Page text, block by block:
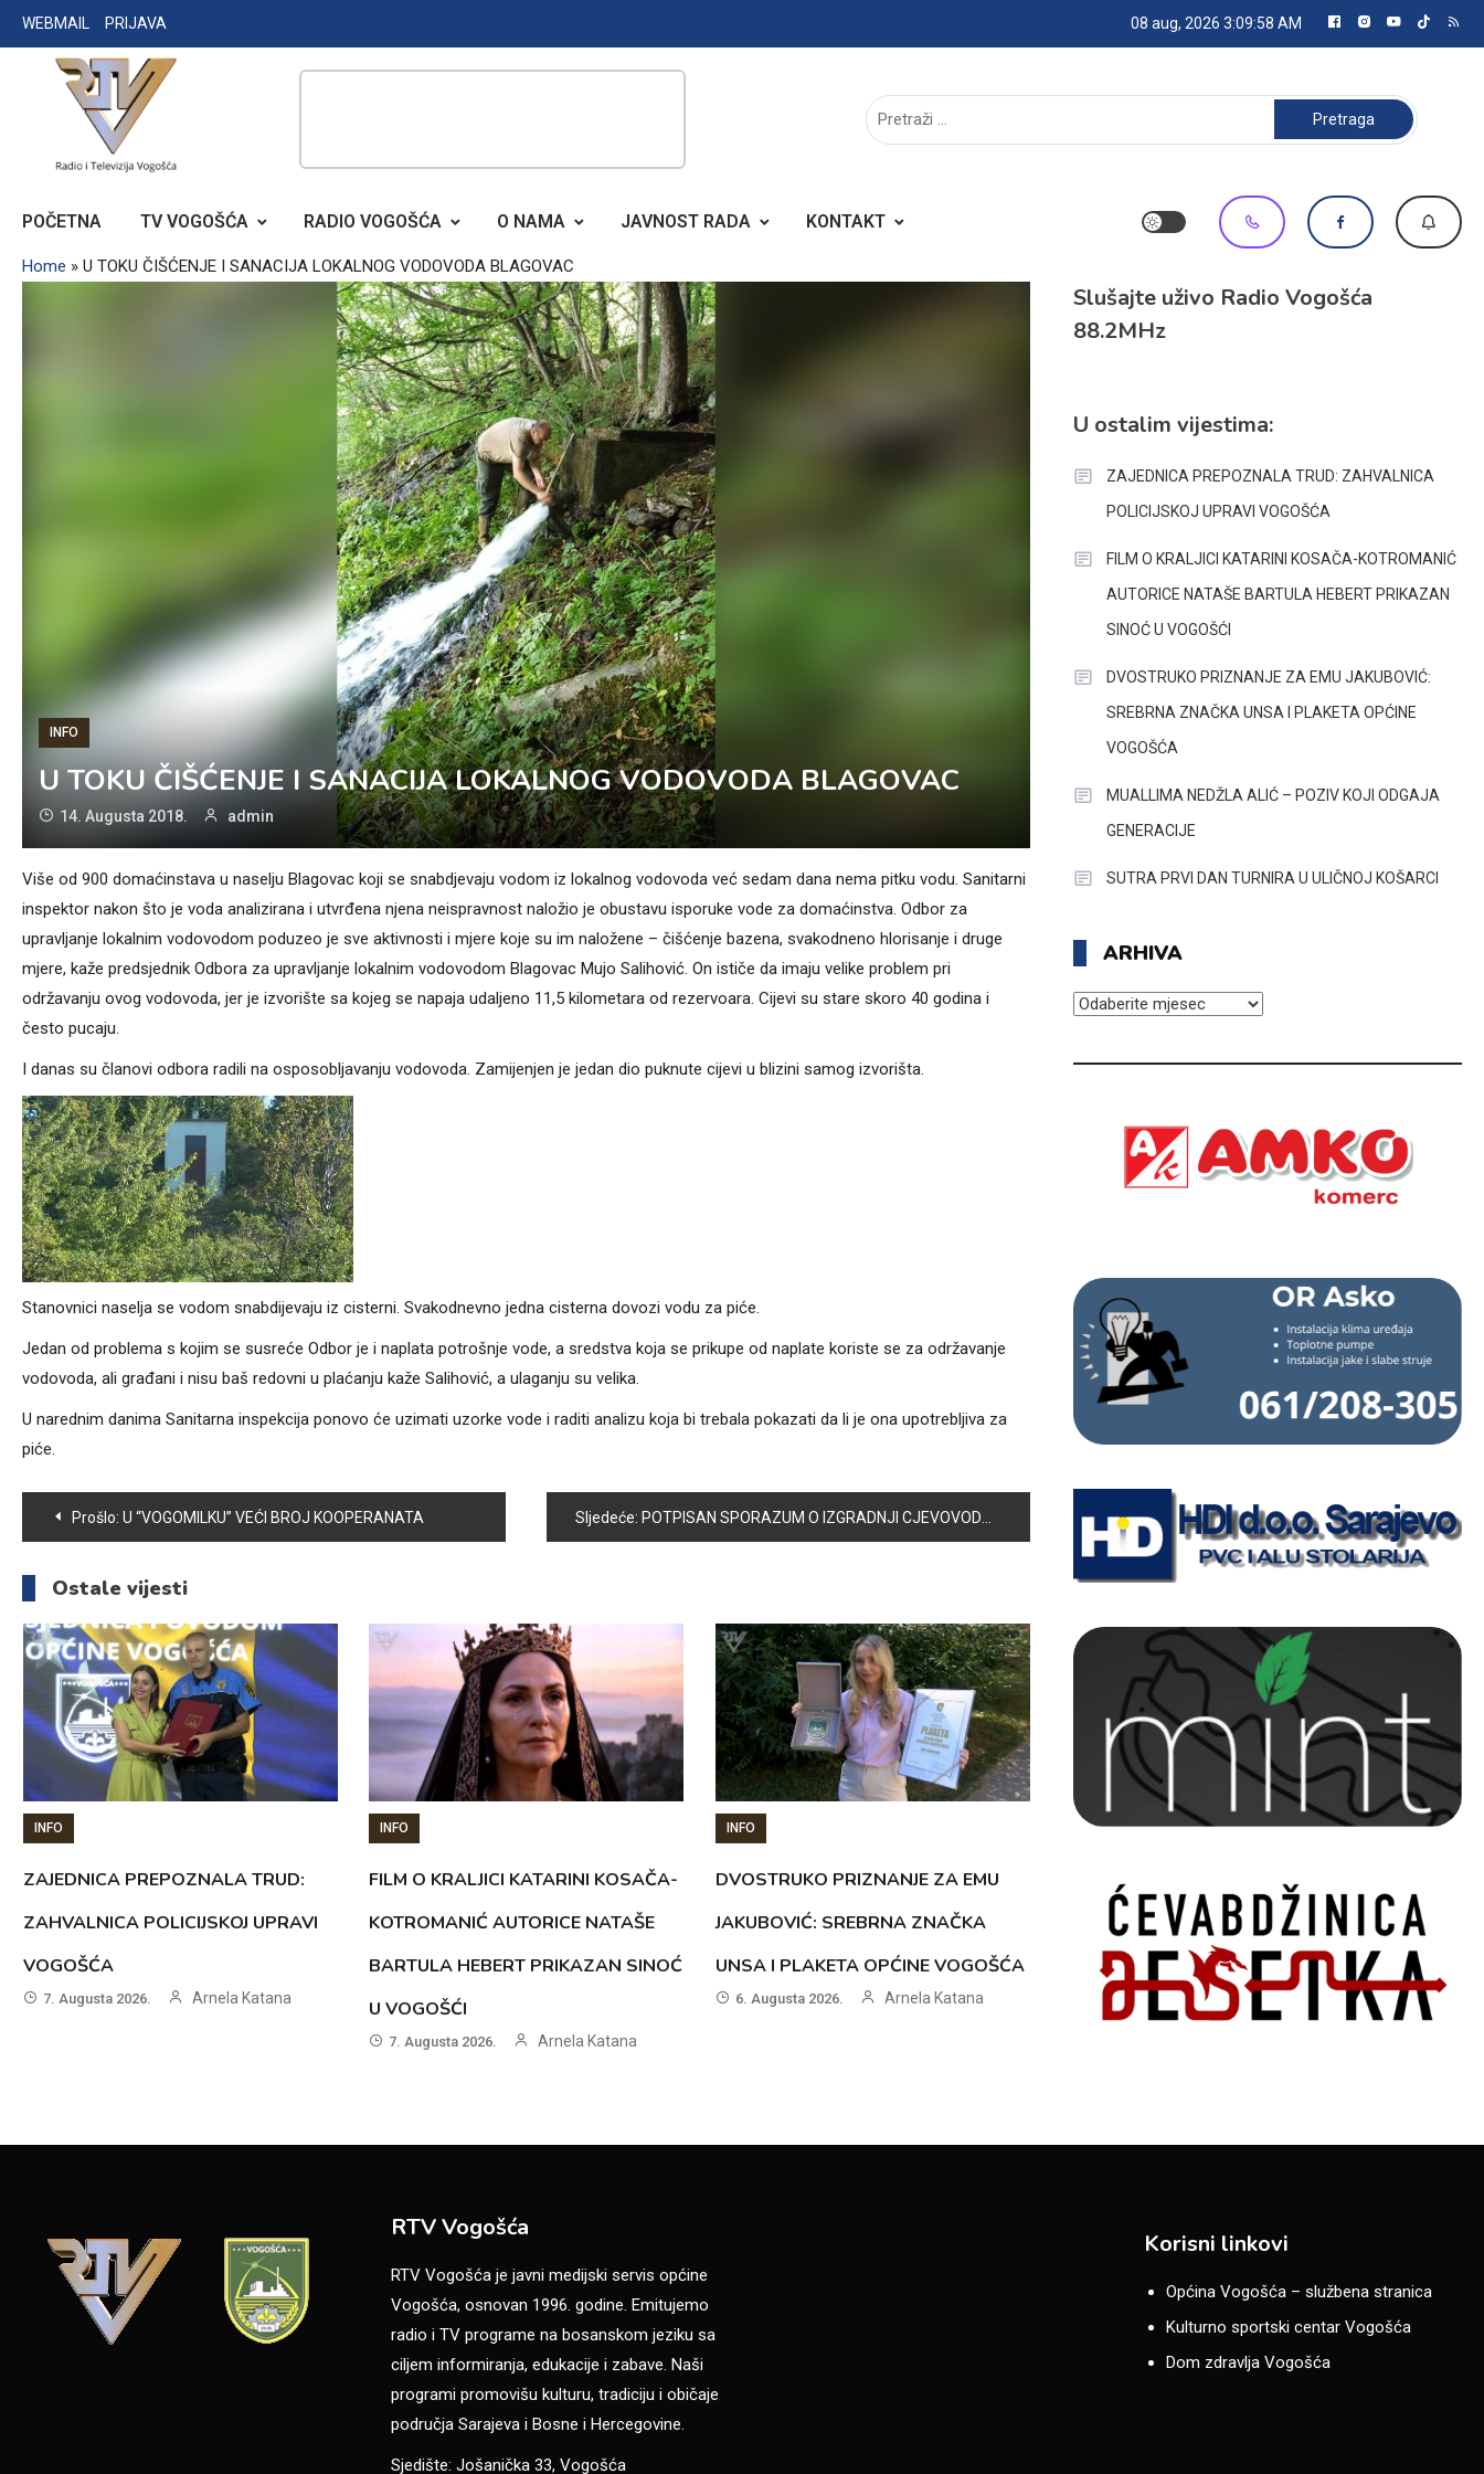
Skip
to
WEBMAIL PRIJAVA 08 aug, 2026 3:09:59 AM
RADIO TELEVIZIJA VOGOŠĆA
Pretraga:
POČETNA TV VOGOŠĆA RADIO VOGOŠĆA O NAMA JAVNOST RADA KONTAKT
Home » U TOKU ČIŠĆENJE I SANACIJA LOKALNOG VODOVODA BLAGOVAC
INFO
U TOKU ČIŠĆENJE I SANACIJA LOKALNOG VODOVODA BLAGOVAC
14. Augusta 2018. admin
Više od 900 domaćinstava u naselju Blagovac koji se snabdjevaju vodom iz lokalnog vodovoda već sedam dana nema pitku vodu. Sanitarni
inspektor nakon što je voda analizirana i utvrđena njena neispravnost naložio je obustavu isporuke vode za domaćinstva. Odbor za
upravljanje lokalnim vodovodom poduzeo je sve aktivnosti i mjere koje su im naložene – čišćenje bazena, svakodneno hlorisanje i druge
mjere, kaže predsjednik Odbora za upravljanje lokalnim vodovodom Blagovac Mujo Salihović. On ističe da imaju velike problem pri
održavanju ovog vodovoda, jer je izvorište sa kojeg se napaja udaljeno 11,5 kilometara od rezervoara. Cijevi su stare skoro 40 godina i
često pucaju.
I danas su članovi odbora radili na osposobljavanju vodovoda. Zamijenjen je jedan dio puknute cijevi u blizini samog izvorišta.
Stanovnici naselja se vodom snabdijevaju iz cisterni. Svakodnevno jedna cisterna dovozi vodu za piće.
Jedan od problema s kojim se susreće Odbor je i naplata potrošnje vode, a sredstva koja se prikupe od naplate koriste se za održavanje
vodovoda, ali građani i nisu baš redovni u plaćanju kaže Salihović, a ulaganju su velika.
U narednim danima Sanitarna inspekcija ponovo će uzimati uzorke vode i raditi analizu koja bi trebala pokazati da li je ona upotrebljiva za
piće.
Navigacija
članaka
Prošlo: U “VOGOMILKU” VEĆI BROJ KOOPERANATA Sljedeće: POTPISAN SPORAZUM O IZGRADNJI CJEVOVODA U NASELJU DONJA JOŠANICA – UGLJEŠIĆI
Ostale vijesti
INFO
ZAJEDNICA PREPOZNALA TRUD:
ZAHVALNICA POLICIJSKOJ UPRAVI
VOGOŠĆA
7. Augusta 2026. Arnela Katana
INFO
FILM O KRALJICI KATARINI KOSAČA-
KOTROMANIĆ AUTORICE NATAŠE
BARTULA HEBERT PRIKAZAN SINOĆ
U VOGOŠĆI
7. Augusta 2026. Arnela Katana
INFO
DVOSTRUKO PRIZNANJE ZA EMU
JAKUBOVIĆ: SREBRNA ZNAČKA
UNSA I PLAKETA OPĆINE VOGOŠĆA
6. Augusta 2026. Arnela Katana
Slušajte uživo Radio Vogošća
88.2MHz
U ostalim vijestima:
ZAJEDNICA PREPOZNALA TRUD: ZAHVALNICA
POLICIJSKOJ UPRAVI VOGOŠĆA
FILM O KRALJICI KATARINI KOSAČA-KOTROMANIĆ
AUTORICE NATAŠE BARTULA HEBERT PRIKAZAN
SINOĆ U VOGOŠĆI
DVOSTRUKO PRIZNANJE ZA EMU JAKUBOVIĆ:
SREBRNA ZNAČKA UNSA I PLAKETA OPĆINE
VOGOŠĆA
MUALLIMA NEDŽLA ALIĆ – POZIV KOJI ODGAJA
GENERACIJE
SUTRA PRVI DAN TURNIRA U ULIČNOJ KOŠARCI
ARHIVA
ARHIVA
RTV Vogošća
RTV Vogošća je javni medijski servis općine
Vogošća, osnovan 1996. godine. Emitujemo
radio i TV programe na bosanskom jeziku sa
ciljem informiranja, edukacije i zabave. Naši
programi promovišu kulturu, tradiciju i običaje
područja Sarajeva i Bosne i Hercegovine.
Sjedište: Jošanička 33, Vogošća
Korisni linkovi
Općina Vogošća – službena stranica
Kulturno sportski centar Vogošća
Dom zdravlja Vogošća